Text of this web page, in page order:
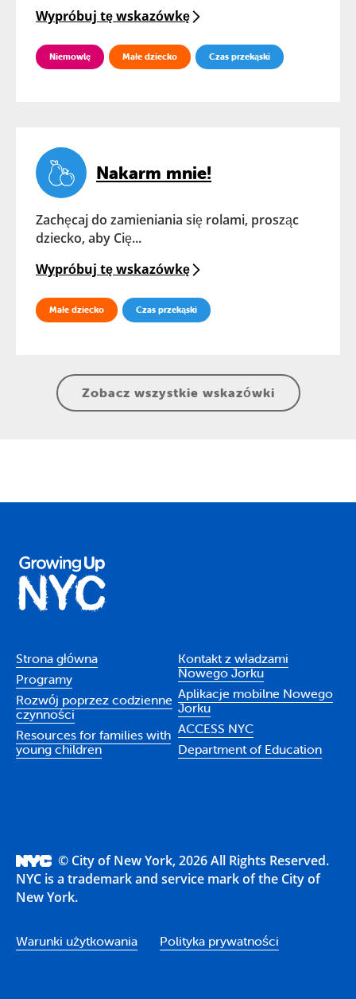
Wypróbuj tę wskazówkę
Niemowlę Małe dziecko Czas przekąski
Nakarm mnie!
Zachęcaj do zamieniania się rolami, prosząc
dziecko, aby Cię...
Wypróbuj tę wskazówkę
Małe dziecko Czas przekąski
Zobacz wszystkie wskazówki
Strona główna
Programy
Rozwój poprzez codzienne
czynności
Resources for families with
young children
Kontakt z władzami
Nowego Jorku
Aplikacje mobilne Nowego
Jorku
ACCESS NYC
Department of Education
© City of New York, 2026 All Rights Reserved.
NYC is a trademark and service mark of the City of
New York.
Warunki użytkowania Polityka prywatności